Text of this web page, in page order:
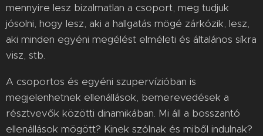
mennyire lesz bizalmatlan a csoport, meg tudjuk
jósolni, hogy lesz, aki a hallgatás mögé zárkózik, lesz,
aki minden egyéni megélést elméleti és általános síkra
visz, stb.
A csoportos és egyéni szupervízióban is
megjelenhetnek ellenállások, bemerevedések a
résztvevők közötti dinamikában. Mi áll a bosszantó
ellenállások mögött? Kinek szólnak és miből indulnak?